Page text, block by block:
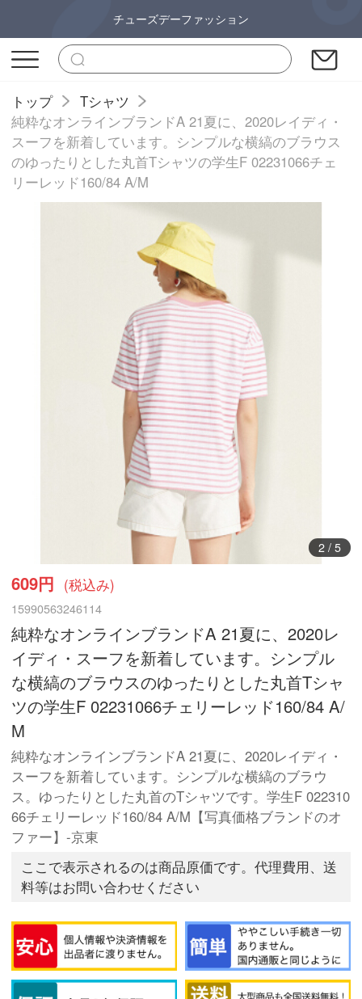
チューズデーファッション
トップ
Tシャツ
純粋なオンラインブランドA 21夏に、2020レイディ・
スーフを新着しています。シンプルな横縞のブラウス
のゆったりとした丸首Tシャツの学生F 02231066チェ
リーレッド160/84 A/M
3/ 5
609円 (税込み)
15990563246114
純粋なオンラインブランドA 21夏に、2020レ
イディ・スーフを新着しています。シンプル
な横縞のブラウスのゆったりとした丸首Tシャ
ツの学生F 02231066チェリーレッド160/84 A/
M
純粋なオンラインブランドA 21夏に、2020レイディ・
スーフを新着しています。シンプルな横縞のブラウ
ス。ゆったりとした丸首のTシャツです。学生F 022310
66チェリーレッド160/84 A/M【写真価格ブランドのオ
ファー】-京東
ここで表示されるのは商品原価です。代理費用、送
料等はお問い合わせください